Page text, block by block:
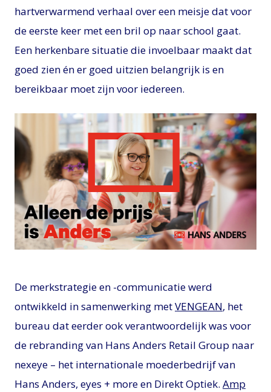
hartverwarmend verhaal over een meisje dat voor
de eerste keer met een bril op naar school gaat.
Een herkenbare situatie die invoelbaar maakt dat
goed zien én er goed uitzien belangrijk is en
bereikbaar moet zijn voor iedereen.
JPG
De merkstrategie en -communicatie werd
ontwikkeld in samenwerking metVENGEAN, het
bureau dat eerder ook verantwoordelijk was voor
de rebranding van Hans Anders Retail Group naar
nexeye – het internationale moederbedrijf van
Hans Anders, eyes + more en Direkt Optiek. Amp